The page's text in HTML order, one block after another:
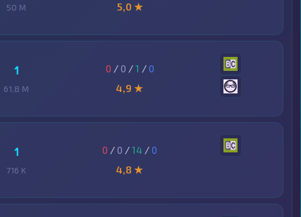
50 M
5,0 ★
1
61,8 M
0 / 0 /1 /0
4,9 ★
1
716 K
0 / 0 /14 /0
4,8 ★